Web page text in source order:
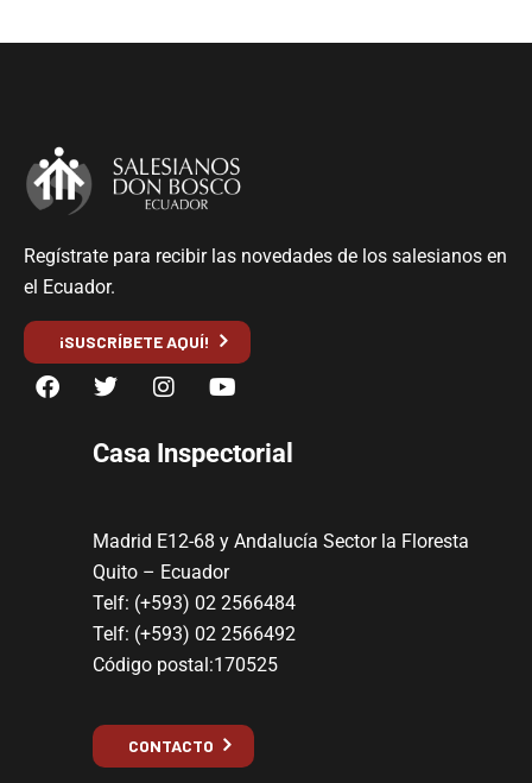
Regístrate para recibir las novedades de los salesianos en
el Ecuador.
¡SUSCRÍBETE AQUÍ!
Casa Inspectorial
Madrid E12-68 y Andalucía Sector la Floresta
Quito – Ecuador
Telf: (+593) 02 2566484
Telf: (+593) 02 2566492
Código postal:170525
CONTACTO